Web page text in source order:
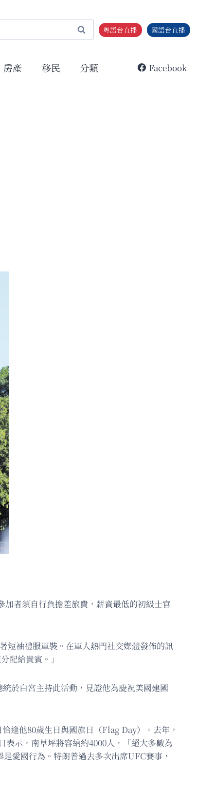
粵語台直播 國語台直播
房產 移民 分類 Facebook
者須自行負擔差旅費，薪資最低的初級士官
短袖禮服軍裝。在軍人熱門社交媒體發佈的訊
配給貴賓。」
於白宮主持此活動，見證他為慶祝美國建國
逢他80歲生日與國旗日（Flag Day）。去年，
示，南草坪將容納約4000人，「絕大多數為
愛國行為。特朗普過去多次出席UFC賽事，